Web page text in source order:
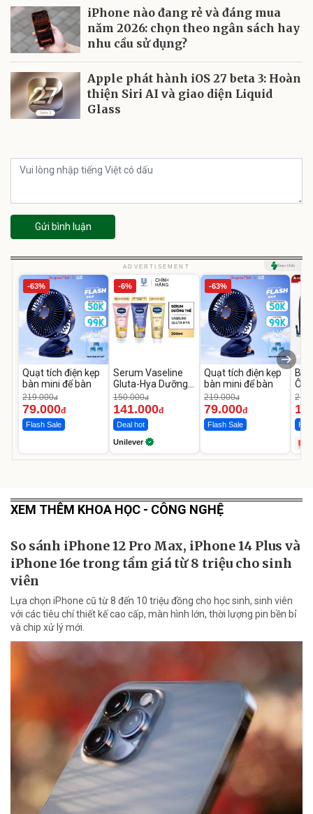
iPhone nào đang rẻ và đáng mua
năm 2026: chọn theo ngân sách hay
nhu cầu sử dụng?
Apple phát hành iOS 27 beta 3: Hoàn
thiện Siri AI và giao diện Liquid
Glass
Gửi bình luận
ADVERTISEMENT
-63%
Quạt tích điện kẹp
bàn mini để bàn
219.000đ
79.000đ
Flash Sale
-6%
Serum Vaseline
Gluta-Hya Dưỡng
Da Sáng Mịn Sau 7
Ngày
150.000đ
141.000đ
Deal hot
Unilever
-63%
Quạt tích điện kẹp
bàn mini để bàn
219.000đ
79.000đ
Flash Sale
Ô
Hot
XEM THÊM KHOA HỌC - CÔNG NGHỆ
So sánh iPhone 12 Pro Max, iPhone 14 Plus và
iPhone 16e trong tầm giá từ 8 triệu cho sinh
viên
Lựa chọn iPhone cũ từ 8 đến 10 triệu đồng cho học sinh, sinh viên
với các tiêu chí thiết kế cao cấp, màn hình lớn, thời lượng pin bền bỉ
và chip xử lý mới.